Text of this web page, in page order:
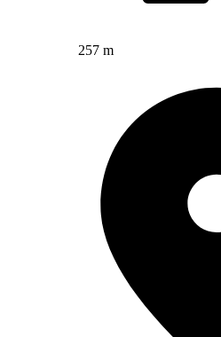
257 m